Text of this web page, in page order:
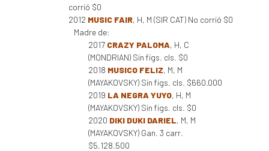
corrió $0
2012 MUSIC FAIR, H, M (SIR CAT) No corrió $0
Madre de:
2017 CRAZY PALOMA, H, C
(MONDRIAN) Sin figs. cls. $0
2018 MUSICO FELIZ, M, M
(MAYAKOVSKY) Sin figs. cls. $660.000
2019 LA NEGRA YUYO, H, M
(MAYAKOVSKY) Sin figs. cls. $0
2020 DIKI DUKI DARIEL, M, M
(MAYAKOVSKY) Gan. 3 carr.
$5.128.500